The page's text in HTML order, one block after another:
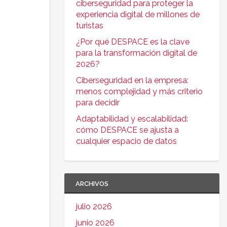
ciberseguridad para proteger la
experiencia digital de millones de
turistas
¿Por qué DESPACE es la clave
para la transformación digital de
2026?
Ciberseguridad en la empresa:
menos complejidad y más criterio
para decidir
Adaptabilidad y escalabilidad:
cómo DESPACE se ajusta a
cualquier espacio de datos
ARCHIVOS
julio 2026
junio 2026